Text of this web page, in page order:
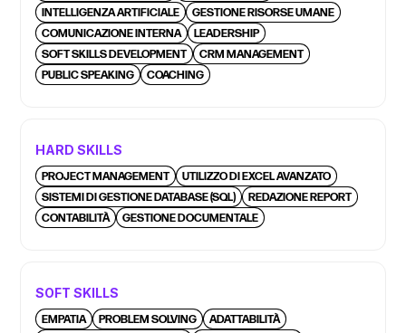
INTELLIGENZA ARTIFICIALE
GESTIONE RISORSE UMANE
COMUNICAZIONE INTERNA
LEADERSHIP
SOFT SKILLS DEVELOPMENT
CRM MANAGEMENT
PUBLIC SPEAKING
COACHING
HARD SKILLS
PROJECT MANAGEMENT
UTILIZZO DI EXCEL AVANZATO
SISTEMI DI GESTIONE DATABASE (SQL)
REDAZIONE REPORT
CONTABILITÀ
GESTIONE DOCUMENTALE
SOFT SKILLS
EMPATIA PROBLEM SOLVING
ADATTABILITÀ